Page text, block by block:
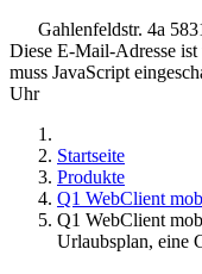
Gahlenfeldstr. 4a
Diese E-Mail-Adresse
muss JavaScript
Uhr
Startseite
Produkte
Q1 WebClient
Q1 WebClient
Urlaubsplan, eine